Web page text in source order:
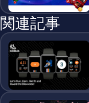
関連記事